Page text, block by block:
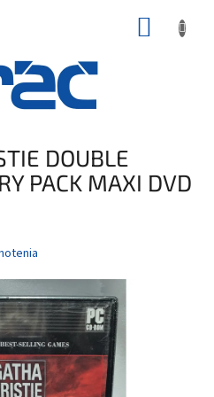
DOUBLE
PACK MAXI DVD